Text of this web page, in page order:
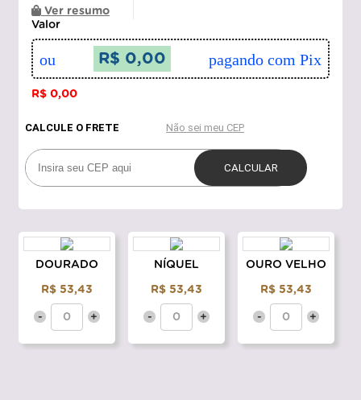
Ver resumo
Valor
ou R$ 0,00 pagando com Pix
R$ 0,00
DOURADO
R$ 53,43
- +
NÍQUEL
R$ 53,43
- +
OURO VELHO
R$ 53,43
- +